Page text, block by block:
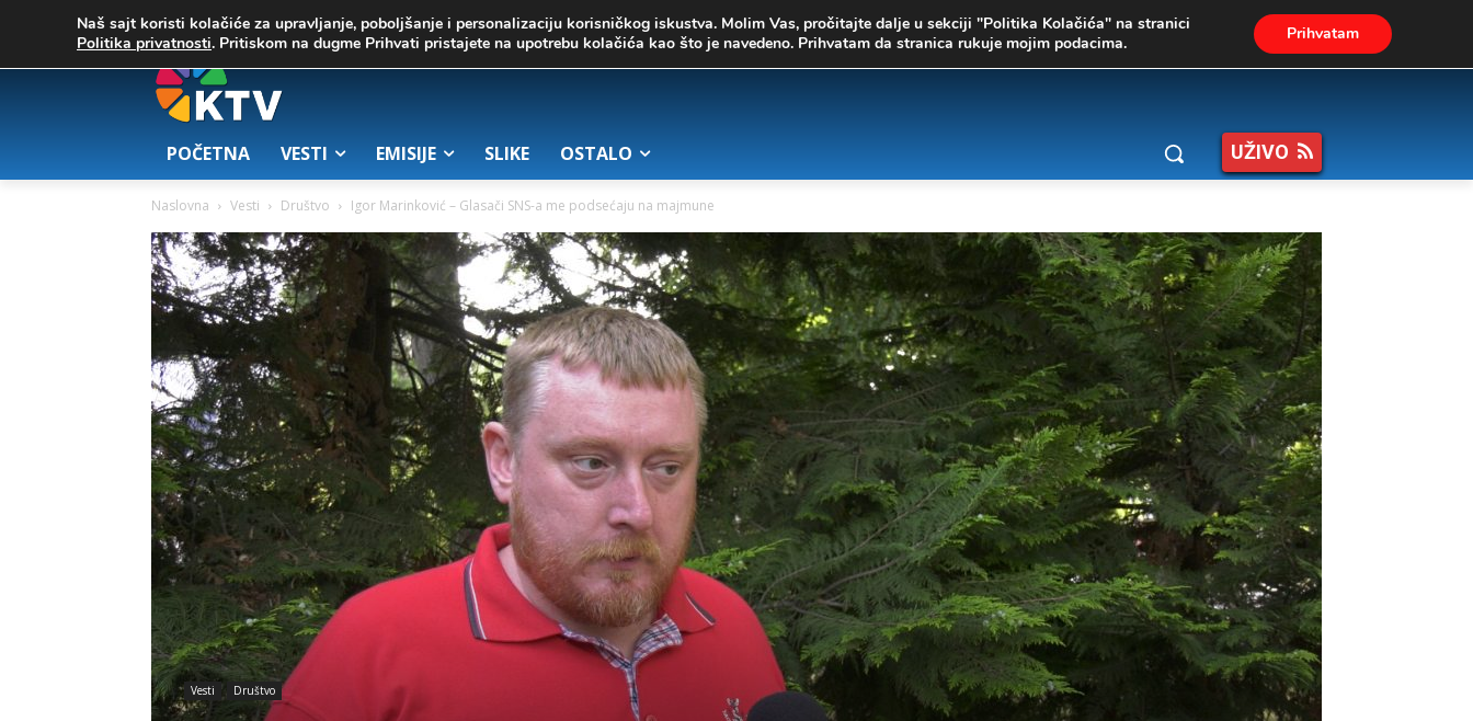
23.7 Zrenjanin 03. август 2026.
POČETNA VESTI EMISIJE SLIKE OSTALO UŽIVO
Naslovna Vesti Društvo Igor Marinković – Glasači SNS-a me podsećaju na majmune
Vesti Društvo
Naš sajt koristi kolačiće za upravljanje, poboljšanje i personalizaciju korisničkog iskustva. Molim Vas, pročitajte dalje u sekciji "Politika Kolačića" na stranici
Politika privatnosti. Pritiskom na dugme Prihvati pristajete na upotrebu kolačića kao što je navedeno. Prihvatam da stranica rukuje mojim podacima. Prihvatam